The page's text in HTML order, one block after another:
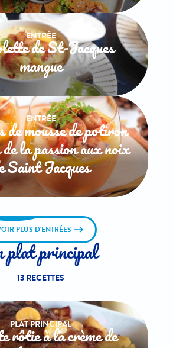
ENTRÉE
de St-Jacques
mangue
ENTRÉE
de mousse de potiron
la passion aux noix
Saint Jacques
PLUS D'ENTRÉES
plat principal
13 RECETTES
PLAT PRINCIPAL
rôtie à la crème de